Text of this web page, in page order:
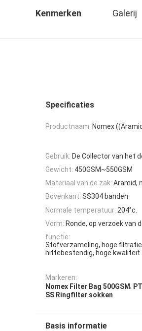
Kenmerken Galerij
Specificaties
Productnaam: Nomex
Gebruik: De Collector van het
Gewicht: 450GSM~550GSM
Materiaal van de zak: Aramid,
Bovenkant: SS304 banden
Normale temperatuur: 204°c.
Vorm: Ronde, op verzoek van
functie:
Stofverzameling, hoge
hittebestendig, hoge kwaliteit
Markeren:
Nomex Filter Bag 500GSM,
SS Ringfilter sokken
Basis informatie